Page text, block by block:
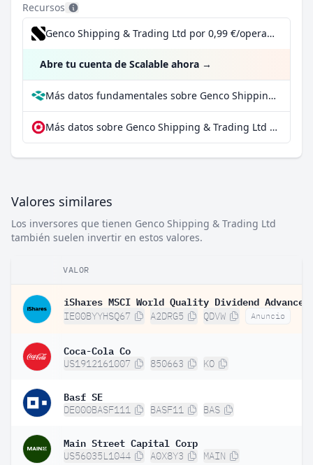
Recursos
Genco Shipping & Trading Ltd por 0,99 €/operación, incluido el Dividend Reinvestment Plan
Abre tu cuenta de Scalable ahora →
Más datos fundamentales sobre Genco Shipping & Trading Ltd en Parqet
Más datos sobre Genco Shipping & Trading Ltd en extraETF
Valores similares
Los inversores que tienen Genco Shipping & Trading Ltd
también suelen invertir en estos valores.
VALOR
IE00BYYHSQ67 A2DRG5 QDVW Anuncio
Coca-Cola Co
US1912161007 850663 KO
Basf SE
DE000BASF111 BASF11 BAS
Main Street Capital Corp
US56035L1044 A0X8Y3 MAIN